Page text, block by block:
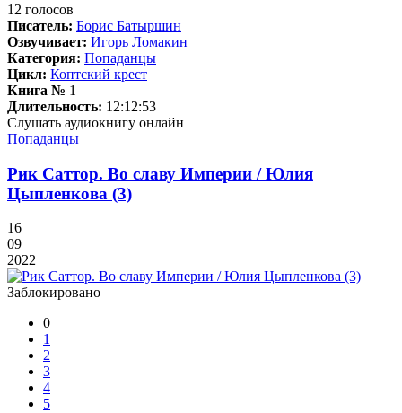
12 голосов
Писатель: Борис Батыршин
Озвучивает: Игорь Ломакин
Категория: Попаданцы
Цикл: Коптский крест
Книга № 1
Длительность: 12:12:53
Слушать аудиокнигу онлайн
Попаданцы
Рик Саттор. Во славу Империи / Юлия
Цыпленкова (3)
16
09
2022
Заблокировано
0
1
2
3
4
5